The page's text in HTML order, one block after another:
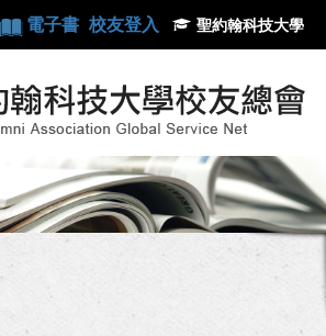
電子書 校友登入 聖約翰科技大學